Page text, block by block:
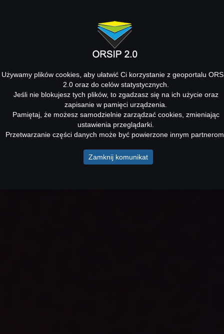
Używamy plików cookies, aby ułatwić Ci korzystanie z geoportalu
2.0 oraz do celów statystycznych.
Jeśli nie blokujesz tych plików, to zgadzasz się na ich użycie oraz
zapisanie w pamięci urządzenia.
Pamiętaj, że możesz samodzielnie zarządzać cookies, zmieniając
ustawienia przeglądarki.
Przetwarzanie części danych może być powierzone innym
Zamknij komunikat